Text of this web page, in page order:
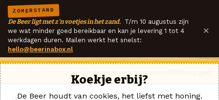
ZOMERSTAND
De Beer ligt met z'n voetjes in het zand. T/m 10 augustus zijn
we wat minder goed bereikbaar en kan je levering 1 tot 4
werkdagen duren. Mailen werkt het snelst:
hello@beerinabox.nl
×
Koekje erbij?
De Beer houdt van cookies, het liefst met honing.